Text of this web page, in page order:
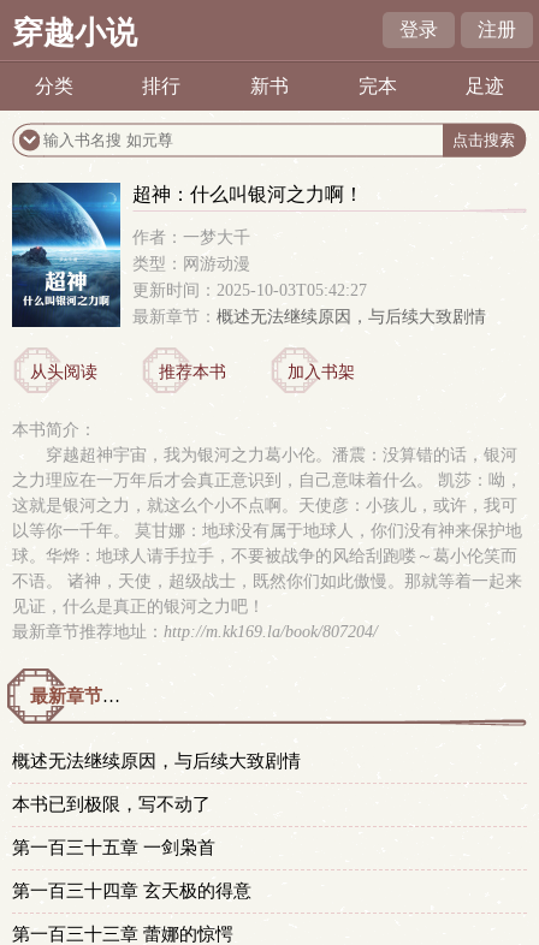
穿越小说 登录 注册
分类 排行 新书 完本 足迹
超神：什么叫银河之力啊！
作者：一梦大千
类型：网游动漫
更新时间：2025-10-03T05:42:27
最新章节： 概述无法继续原因，与后续大致剧情
从头阅读 推荐本书 加入书架
本书简介：
穿越超神宇宙，我为银河之力葛小伦。潘震：没算错的话，银河
之力理应在一万年后才会真正意识到，自己意味着什么。 凯莎：呦，
这就是银河之力，就这么个小不点啊。天使彦：小孩儿，或许，我可
以等你一千年。 莫甘娜：地球没有属于地球人，你们没有神来保护地
球。华烨：地球人请手拉手，不要被战争的风给刮跑喽～葛小伦笑而
不语。 诸神，天使，超级战士，既然你们如此傲慢。那就等着一起来
见证，什么是真正的银河之力吧！
最新章节推荐地址： http://m.kk169.la/book/807204/
最新章节预览 更新时间：2025-10-03T05:42:27
概述无法继续原因，与后续大致剧情
本书已到极限，写不动了
第一百三十五章 一剑枭首
第一百三十四章 玄天极的得意
第一百三十三章 蕾娜的惊愕